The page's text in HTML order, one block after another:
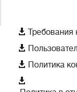
 Требования

 Политика
